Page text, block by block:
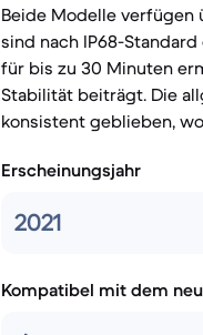
Beide Modelle verfügen
sind nach IP68-
für bis zu 30 Minuten
Stabilität beiträgt. Die
konsistent geblieben,
Erscheinungsjahr
2021
Kompatibel mit dem